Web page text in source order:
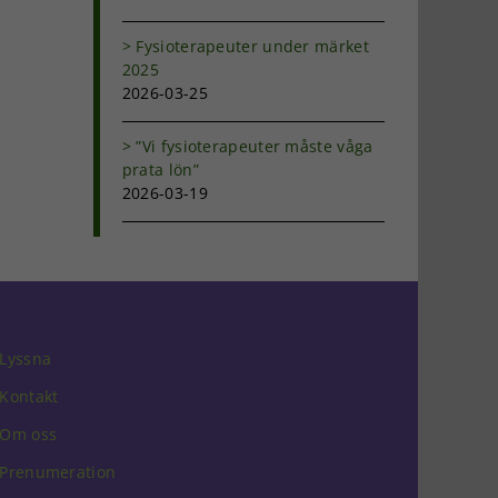
Fysioterapeuter under märket
2025
2026-03-25
”Vi fysioterapeuter måste våga
prata lön”
2026-03-19
Lyssna
Kontakt
Om oss
Prenumeration